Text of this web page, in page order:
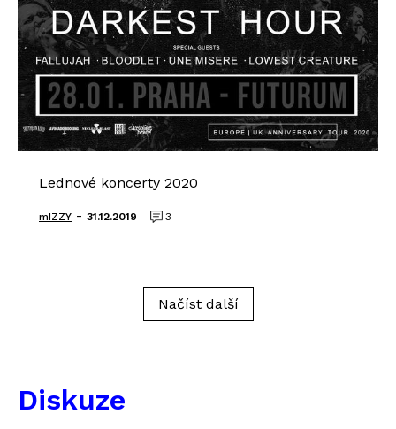
Lednové koncerty 2020
mIZZY - 31.12.2019 3
Načíst další
Diskuze